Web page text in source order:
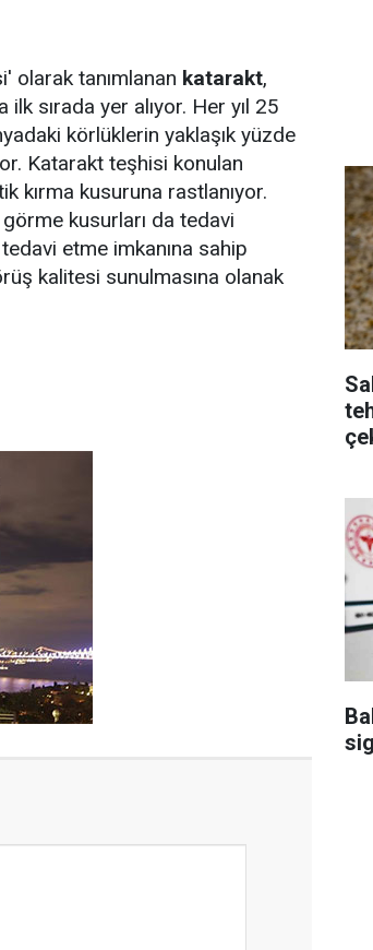
olarak tanımlanan katarakt,
sırada yer alıyor. Her yıl 25
körlüklerin yaklaşık yüzde
Katarakt teşhisi konulan
kırma kusuruna rastlanıyor.
kusurları da tedavi
etme imkanına sahip
kalitesi sunulmasına olanak